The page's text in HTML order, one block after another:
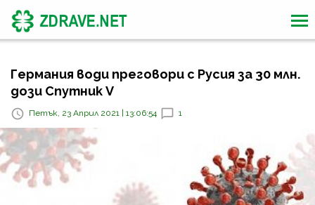
Германия води преговори с Русия за 30 млн.
дози Спутник V
Петък, 23 Април 2021 | 13:06:54 1